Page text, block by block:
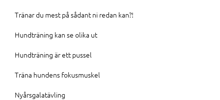
Tränar du mest på sådant ni redan kan?!
Hundträning kan se olika ut
Hundträning är ett pussel
Träna hundens fokusmuskel
Nyårsgalatävling